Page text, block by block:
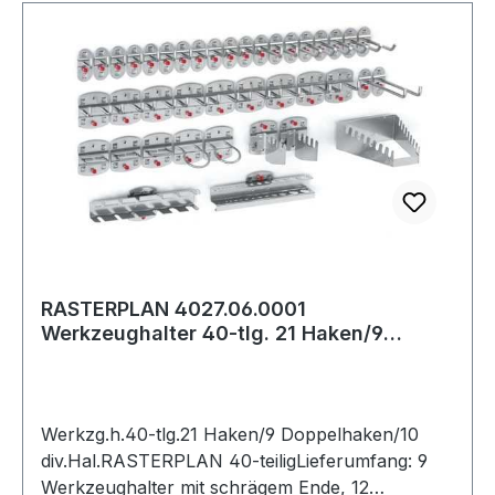
RASTERPLAN 4027.06.0001
Werkzeughalter 40-tlg. 21 Haken/9
Werkzg.h.40-tlg.21 Haken/9 Doppelhaken/10
div.Hal.RASTERPLAN 40-teiligLieferumfang: 9
Werkzeughalter mit schrägem Ende, 12